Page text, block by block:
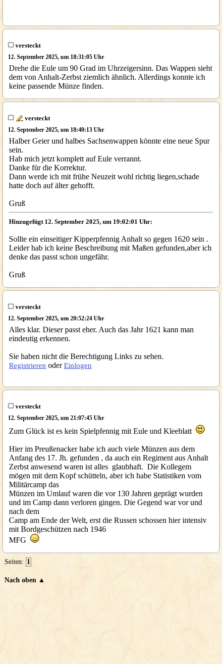
versteckt
12. September 2025, um 18:31:05 Uhr
Drehe die Eule um 90 Grad im Uhrzeigersinn. Das Wappen sieht
dem von Anhalt-Zerbst ziemlich ähnlich. Allerdings konnte ich
keine passende Münze finden.
versteckt
12. September 2025, um 18:40:13 Uhr
Halber Geier und halbes Sachsenwappen könnte eine neue Spur
sein.
Hab mich jetzt komplett auf Eule verrannt.
Danke für die Korrektur.
Dann werde ich mit frühe Neuzeit wohl richtig liegen,schade
hatte doch auf älter gehofft.
Gruß
Hinzugefügt 12. September 2025, um 19:02:01 Uhr:
Sollte ein einseitiger Kipperpfennig Anhalt so gegen 1620 sein .
Leider hab ich keine Beschreibung mit Maßen gefunden,aber ich
denke das passt schon ungefähr.
Gruß
versteckt
12. September 2025, um 20:52:24 Uhr
Alles klar. Dieser passt eher. Auch das Jahr 1621 kann man
eindeutig erkennen.
Sie haben nicht die Berechtigung Links zu sehen.
Registrieren oderEinlogen
versteckt
12. September 2025, um 21:07:45 Uhr
Zum Glück ist es kein Spielpfennig mit Eule und Kleeblatt
Hier im Preußenacker habe ich auch viele Münzen aus dem
Anfang des 17. Jh. gefunden , da auch ein Regiment aus Anhalt
Zerbst anwesend waren ist alles glaubhaft. Die Kollegem
mögen mit dem Kopf schütteln, aber ich habe Statistiken vom
Militärcamp das
Münzen im Umlauf waren die vor 130 Jahren geprägt wurden
und im Camp dann verloren gingen. Die Gegend war vor und
nach dem
Camp am Ende der Welt, erst die Russen schossen hier intensiv
mit Bordgeschützen nach 1946
MFG
Seiten: 1
Nach oben ▲